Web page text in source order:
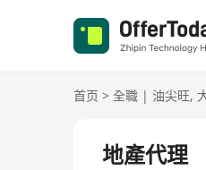
首页 > 全職 | 油尖旺,
地產代理